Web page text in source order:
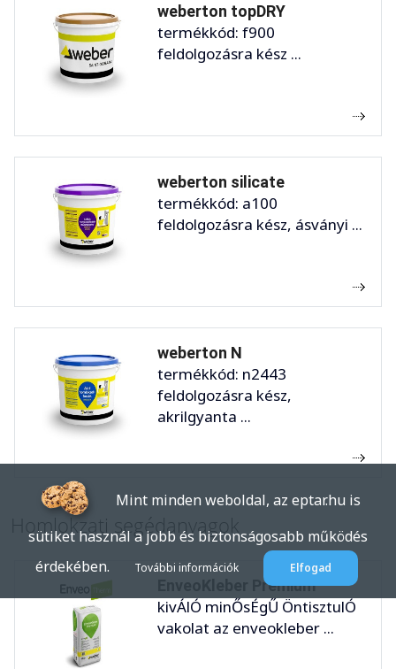
weberton topDRY
termékkód: f900
feldolgozásra kész ...
weberton silicate
termékkód: a100
feldolgozásra kész, ásványi ...
weberton N
termékkód: n2443
feldolgozásra kész,
akrilgyanta ...
Homlokzati segédanyagok
EnveoKleber Premium
kivÁlÓ minŐsÉgŰ ÖntisztulÓ
vakolat az enveokleber ...
Mint minden weboldal, az eptar.hu is
sütiket használ a jobb és biztonságosabb működés
érdekében.
További információk Elfogad